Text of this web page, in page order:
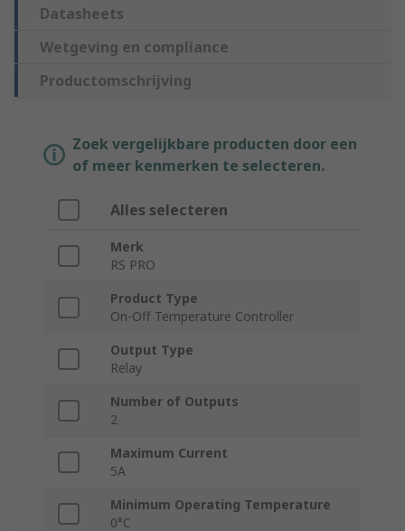
Datasheets
Wetgeving en compliance
Productomschrijving
Zoek vergelijkbare producten door een
of meer kenmerken te selecteren.
Alles selecteren
Merk
RS PRO
Product Type
On-Off Temperature Controller
Output Type
Relay
Number of Outputs
2
Maximum Current
5A
Minimum Operating Temperature
0°C